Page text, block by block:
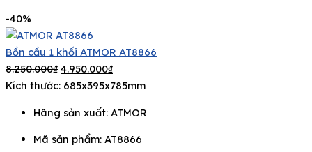
-40%
Bồn cầu 1 khối ATMOR AT8866
8.250.000₫ 4.950.000₫
Kích thước: 685x395x785mm
Hãng sản xuất: ATMOR
Mã sản phẩm: AT8866